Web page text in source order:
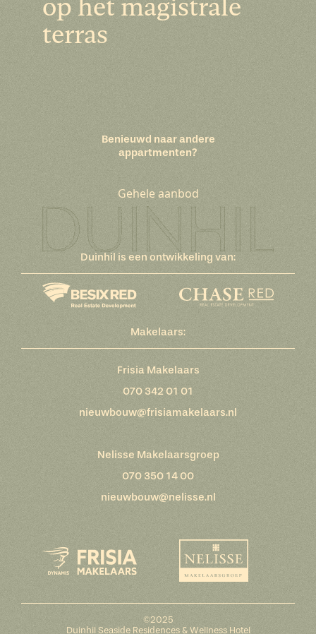
op het magistrale
terras
Benieuwd naar andere
appartmenten?
Gehele aanbod
Duinhil is een ontwikkeling van:
Makelaars:
Frisia Makelaars
070 342 01 01
nieuwbouw@frisiamakelaars.nl
Nelisse Makelaarsgroep
070 350 14 00
nieuwbouw@nelisse.nl
©2025
Duinhil Seaside Residences & Wellness Hotel